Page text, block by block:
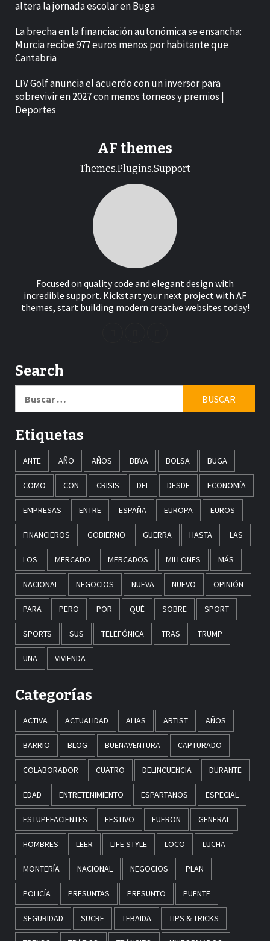
altera la jornada escolar en Buga
La brecha en la financiación autonómica se ensancha:
Murcia recibe 977 euros menos por habitante que
Cantabria
LIV Golf anuncia el acuerdo con un inversor para
sobrevivir en 2027 con menos torneos y premios |
Deportes
AF themes
Themes.Plugins.Support
Focused on quality code and elegant design with
incredible support. Kickstart your next project with AF
themes, start building modern creative websites today!
Search
Etiquetas
ANTE AÑO AÑOS BBVA BOLSA BUGA
COMO CON CRISIS DEL DESDE ECONOMÍA
EMPRESAS ENTRE ESPAÑA EUROPA EUROS
FINANCIEROS GOBIERNO GUERRA HASTA LAS
LOS MERCADO MERCADOS MILLONES MÁS
NACIONAL NEGOCIOS NUEVA NUEVO OPINIÓN
PARA PERO POR QUÉ SOBRE SPORT
SPORTS SUS TELEFÓNICA TRAS TRUMP
UNA VIVIENDA
Categorías
ACTIVA ACTUALIDAD ALIAS ARTIST AÑOS
BARRIO BLOG BUENAVENTURA CAPTURADO
COLABORADOR CUATRO DELINCUENCIA DURANTE
EDAD ENTRETENIMIENTO ESPARTANOS ESPECIAL
ESTUPEFACIENTES FESTIVO FUERON GENERAL
HOMBRES LEER LIFE STYLE LOCO LUCHA
MONTERÍA NACIONAL NEGOCIOS PLAN
POLICÍA PRESUNTAS PRESUNTO PUENTE
SEGURIDAD SUCRE TEBAIDA TIPS & TRICKS